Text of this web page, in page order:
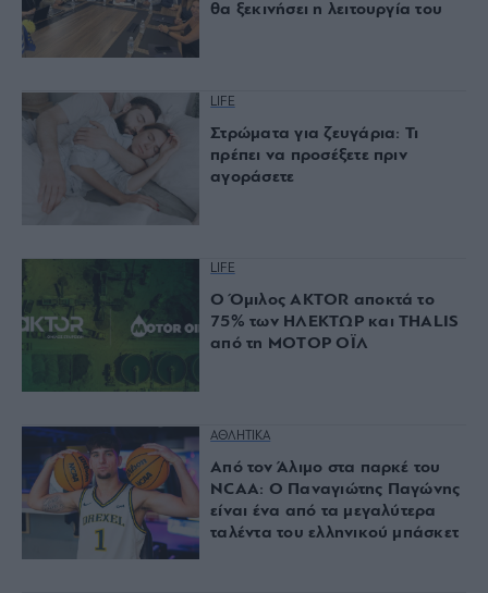
θα ξεκινήσει η λειτουργία του
LIFE
Στρώματα για ζευγάρια: Τι
πρέπει να προσέξετε πριν
αγοράσετε
LIFE
Ο Όμιλος AKTOR αποκτά το
75% των ΗΛΕΚΤΩΡ και THALIS
από τη ΜΟΤΟΡ ΟΪΛ
ΑΘΛΗΤΙΚΑ
Από τον Άλιμο στα παρκέ του
NCAA: Ο Παναγιώτης Παγώνης
είναι ένα από τα μεγαλύτερα
ταλέντα του ελληνικού μπάσκετ